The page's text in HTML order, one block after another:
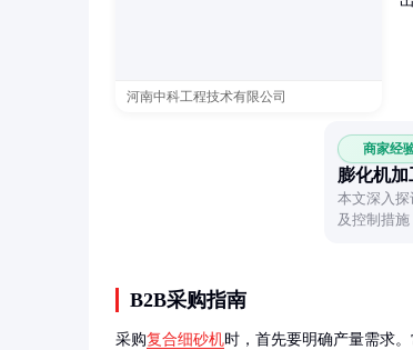
河南中科工程技术有限公司
商家经
膨化机
本文深入
及控制措施
B2B采购指南
采购复合细砂机时，首先要明确产量需求